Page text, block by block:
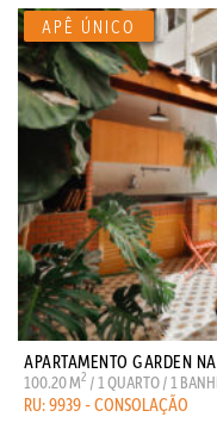
APARTAMENTO GARDEN
100.20 M2 / 1 QUARTO / 1
RU: 9939 - CONSOLAÇÃO